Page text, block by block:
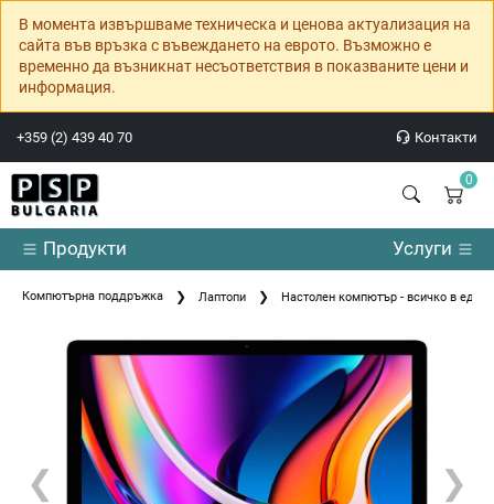
В момента извършваме техническа и ценова актуализация на
сайта във връзка с въвеждането на еврото. Възможно е
временно да възникнат несъответствия в показваните цени и
информация.
+359 (2) 439 40 70 Контакти
0
Продукти Услуги
Компютърна поддръжка Лаптопи Настолен компютър - всичко в едно
❮ ❯